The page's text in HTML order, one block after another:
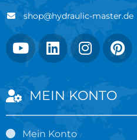
shop@hydraulic-master.de
MEIN KONTO
Mein Konto